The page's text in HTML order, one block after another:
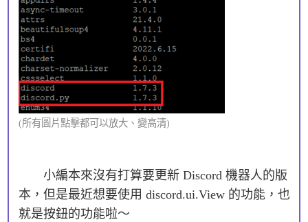
(所有圖片點擊都可以放大、變高清)
小編本來沒有打算要更新 Discord 機器人的版
本，但是最近想要使用 discord.ui.View 的功能，也
就是按鈕的功能啦～